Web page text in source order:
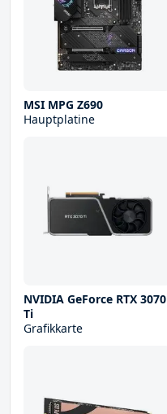
MSI MPG Z690
Hauptplatine
NVIDIA GeForce RTX 3070
Ti
Grafikkarte